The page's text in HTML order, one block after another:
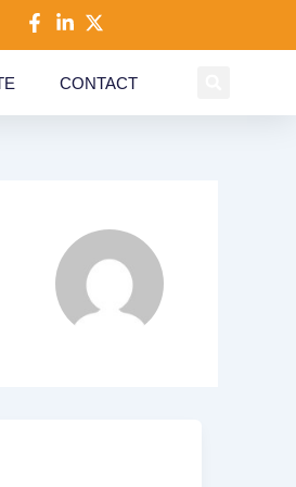
CONTACT